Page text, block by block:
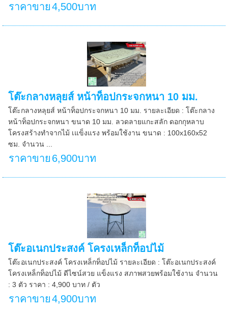
ราคาขาย4,500บาท
โต๊ะกลางหลุยส์ หน้าท็อปกระจกหนา 10 มม.
โต๊ะกลางหลุยส์ หน้าท็อปกระจกหนา 10 มม. รายละเอียด : โต๊ะกลาง
หน้าท็อปกระจกหนา ขนาด 10 มม. ลวดลายแกะสลัก ดอกกุหลาบ
โครงสร้างทำจากไม้ เแข็งแรง พร้อมใช้งาน ขนาด : 100x160x52
ซม. จำนวน ...
ราคาขาย 6,900บาท
โต๊ะอเนกประสงค์ โครงเหล็กท็อปไม้
โต๊ะอเนกประสงค์ โครงเหล็กท็อปไม้ รายละเอียด : โต๊ะอเนกประสงค์
โครงเหล็กท็อปไม้ ดีไซน์สวย แข็งแรง สภาพสวยพร้อมใช้งาน จำนวน
: 3 ตัว ราคา : 4,900 บาท / ตัว
ราคาขาย4,900บาท